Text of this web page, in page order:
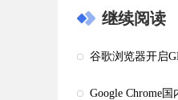
继续阅读
谷歌浏览器开启
Google Chrome国